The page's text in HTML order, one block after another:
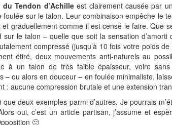
Tendon d’Achilleest clairement causée par
foulée sur le talon. Leur combinaison empêche le
et graduellement comme il est censé le faire. Que
sur le talon – quelle que soit la sensation
compressé (jusqu’à 10 fois votre poids
étiré, deux mouvements anti-naturels au
à un talon de très faible épaisseur, voire
– ou alors en douceur – en foulée minimaliste,
: aucune compression brutale et une extension
deux exemples parmi d’autres. Je pourrais
oui, c’est un article partisan, j’assume et
🙂